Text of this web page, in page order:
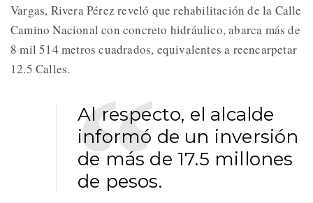
Vargas, Rivera Pérez reveló que rehabilitación de la Calle
Camino Nacional con concreto hidráulico, abarca más de
8 mil 514 metros cuadrados, equivalentes a reencarpetar
12.5 Calles.
Al respecto, el alcalde
informó de un inversión
de más de 17.5 millones
de pesos.